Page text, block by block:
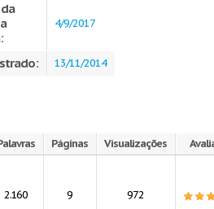
4/9/2017
13/11/2014
Páginas Visualizações
2.160 9 972